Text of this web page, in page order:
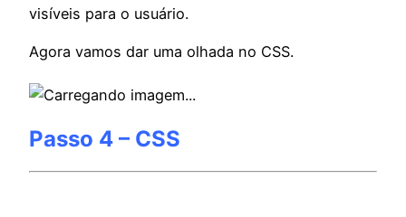
visíveis para o usuário.
Agora vamos dar uma olhada no CSS.
Passo 4 – CSS